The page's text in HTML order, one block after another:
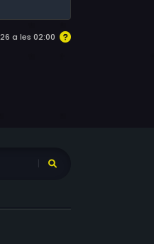
a les 02:00